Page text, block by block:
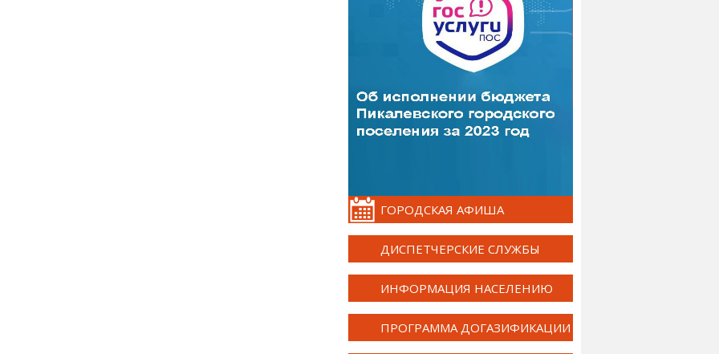
ГОРОДСКАЯ АФИША
ДИСПЕТЧЕРСКИЕ СЛУЖБЫ
ИНФОРМАЦИЯ НАСЕЛЕНИЮ
ПРОГРАММА ДОГАЗИФИКАЦИИ